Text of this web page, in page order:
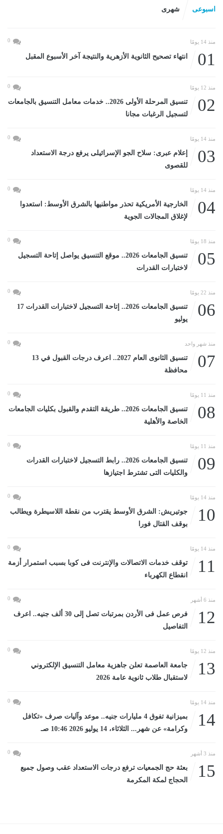
اسبوعى شهرى
منذ 14 يومًا 0
01 انتهاء تصحيح الثانوية الأزهرية والنتيجة آخر الأسبوع المقبل
منذ 12 يومًا 0
02
تنسيق المرحلة الأولى 2026.. خدمات معامل التنسيق بالجامعات
لتسجيل الرغبات مجانا
منذ 14 يومًا 0
03
إعلام عبرى: سلاح الجو الإسرائيلى يرفع درجة الاستعداد
للقصوى
منذ 14 يومًا 0
04
الخارجية الأمريكية تحذر مواطنيها بالشرق الأوسط: استعدوا
لإغلاق المجالات الجوية
منذ 18 يومًا 0
05
تنسيق الجامعات 2026.. موقع التنسيق يواصل إتاحة التسجيل
لاختبارات القدرات
منذ 22 يومًا 0
06
تنسيق الجامعات 2026.. إتاحة التسجيل لاختبارات القدرات 17
يوليو
منذ شهر واحد 0
07
تنسيق الثانوى العام 2027.. اعرف درجات القبول في 13
محافظة
منذ 11 يومًا 0
08
تنسيق الجامعات 2026.. طريقة التقدم والقبول بكليات الجامعات
الخاصة والأهلية
منذ 11 يومًا 0
09
تنسيق الجامعات 2026.. رابط التسجيل لاختبارات القدرات
والكليات التى تشترط اجتيازها
منذ 14 يومًا 0
10
جوتيريش: الشرق الأوسط يقترب من نقطة اللاسيطرة ويطالب
بوقف القتال فورا
منذ 14 يومًا 0
11
توقف خدمات الاتصالات والإنترنت فى كوبا بسبب استمرار أزمة
انقطاع الكهرباء
منذ 6 أشهر 0
12
فرص عمل فى الأردن بمرتبات تصل إلى 30 ألف جنيه.. اعرف
التفاصيل
منذ 12 يومًا 0
13
جامعة العاصمة تعلن جاهزية معامل التنسيق الإلكتروني
لاستقبال طلاب ثانوية عامة 2026
منذ 14 يومًا 0
14
بميزانية تفوق 4 مليارات جنيه.. موعد وآليات صرف «تكافل
وكرامة» عن شهر... الثلاثاء، 14 يوليو 2026 10:46 صـ
منذ 3 أشهر 0
15
بعثة حج الجمعيات ترفع درجات الاستعداد عقب وصول جميع
الحجاج لمكة المكرمة